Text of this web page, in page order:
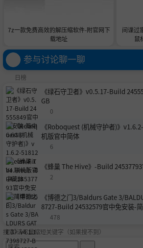
7z一款免费高效的解压缩软件-附官网下
载地址
间谍过
鼠
参与讨论聊一聊
日榜
《绿石守卫者》v0.5.17-Build
GB
0
《Roboquest (机械守护者)》
机版官中简体
6
《蜂巢 The Hive》-Build
2
《博德之门3/Baldurs Gate 3/
8727-Build 24532579官中免安装-
478
搜索-请尽量缩短关键字（如果搜不到）